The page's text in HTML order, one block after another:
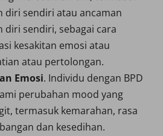
diri sendiri atau ancaman
diri sendiri, sebagai cara
kesakitan emosi atau
atau pertolongan.
Emosi. Individu dengan BPD
perubahan mood yang
termasuk kemarahan, rasa
dan kesedihan.